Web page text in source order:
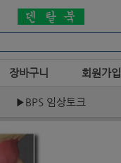
장바구니 회원가입
▶BPS 임상토크